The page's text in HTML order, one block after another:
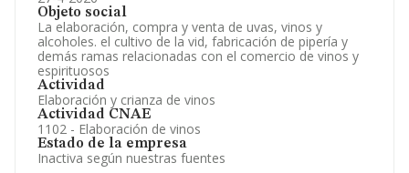
Objeto social
La elaboración, compra y venta de uvas, vinos y
alcoholes. el cultivo de la vid, fabricación de pipería y
demás ramas relacionadas con el comercio de vinos y
espirituosos
Actividad
Elaboración y crianza de vinos
Actividad CNAE
1102 - Elaboración de vinos
Estado de la empresa
Inactiva según nuestras fuentes